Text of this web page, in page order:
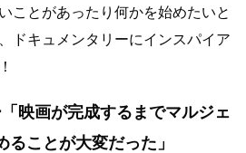
ことがあったり何かを始めたいと
ドキュメンタリーにインスパイア
映画が完成するまでマルジェ
ることが大変だった」